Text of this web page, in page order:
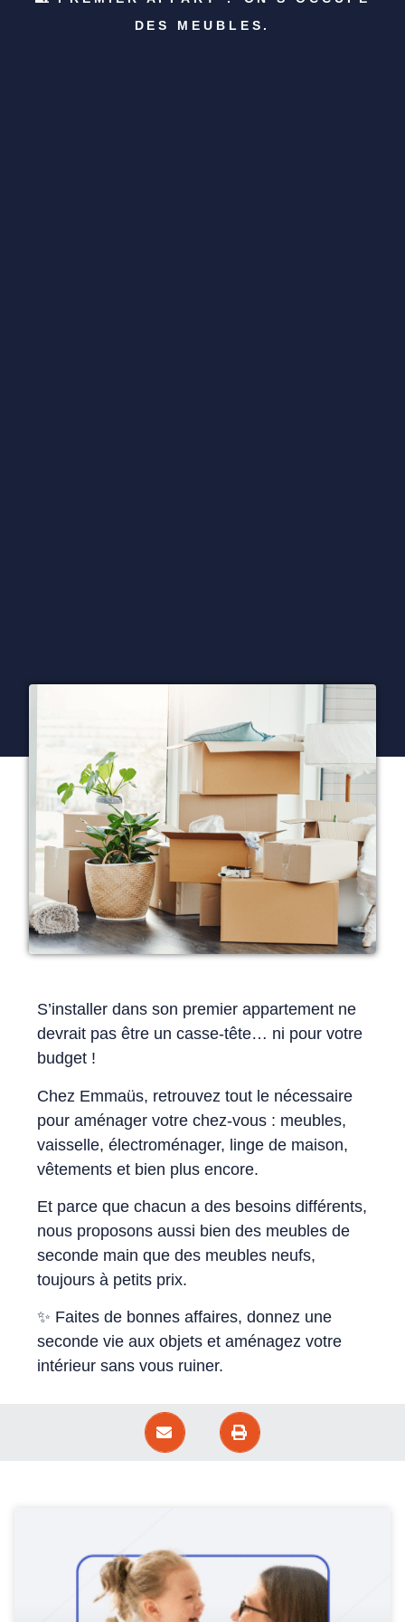
DES MEUBLES.
S’installer dans son premier appartement ne
devrait pas être un casse-tête… ni pour votre
budget !
Chez Emmaüs, retrouvez tout le nécessaire
pour aménager votre chez-vous : meubles,
vaisselle, électroménager, linge de maison,
vêtements et bien plus encore.
Et parce que chacun a des besoins différents,
nous proposons aussi bien des meubles de
seconde main que des meubles neufs,
toujours à petits prix.
✨ Faites de bonnes affaires, donnez une
seconde vie aux objets et aménagez votre
intérieur sans vous ruiner.